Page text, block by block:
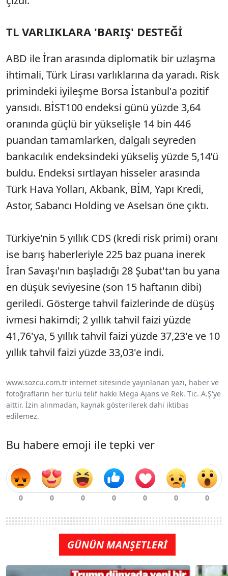
TL VARLIKLARA 'BARIŞ' DESTEĞİ
ABD ile İran arasında diplomatik bir uzlaşma
ihtimali, Türk Lirası varlıklarına da yaradı. Risk
primindeki iyileşme Borsa İstanbul'a pozitif
yansıdı. BİST100 endeksi günü yüzde 3,64
oranında güçlü bir yükselişle 14 bin 446
puandan tamamlarken, dalgalı seyreden
bankacılık endeksindeki yükseliş yüzde 5,14’ü
buldu. Endeksi sırtlayan hisseler arasında
Türk Hava Yolları, Akbank, BİM, Yapı Kredi,
Astor, Sabancı Holding ve Aselsan öne çıktı.
Türkiye'nin 5 yıllık CDS (kredi risk primi) oranı
ise barış haberleriyle 225 baz puana inerek
İran Savaşı'nın başladığı 28 Şubat'tan bu yana
en düşük seviyesine (son 15 haftanın dibi)
geriledi. Gösterge tahvil faizlerinde de düşüş
ivmesi hakimdi; 2 yıllık tahvil faizi yüzde
41,76'ya, 5 yıllık tahvil faizi yüzde 37,23'e ve 10
yıllık tahvil faizi yüzde 33,03'e indi.
www.sozcu.com.tr internet sitesinde yayınlanan yazı, haber ve
fotoğrafların her türlü telif hakkı Mega Ajans ve Rek. Tic. A.Ş'ye
aittir. İzin alınmadan, kaynak gösterilerek dahi iktibas
edilemez.
Bu habere emoji ile tepki ver
GÜNÜN MANŞETLERİ